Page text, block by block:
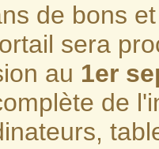
de bons
sera
au 1er
de